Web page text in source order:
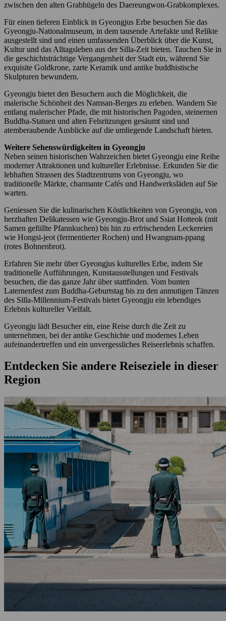
zwischen den alten Grabhügeln des Daereungwon-Grabkomplexes.
Für einen tieferen Einblick in Gyeongjus Erbe besuchen Sie das
Gyeongju-Nationalmuseum, in dem tausende Artefakte und Relikte
ausgestellt sind und einen umfassenden Überblick über die Kunst,
Kultur und das Alltagsleben aus der Silla-Zeit bieten. Tauchen Sie in
die geschichtsträchtige Vergangenheit der Stadt ein, während Sie
exquisite Goldkrone, zarte Keramik und antike buddhistische
Skulpturen bewundern.
Gyeongju bietet den Besuchern auch die Möglichkeit, die
malerische Schönheit des Namsan-Berges zu erleben. Wandern Sie
entlang malerischer Pfade, die mit historischen Pagoden, steinernen
Buddha-Statuen und alten Felsritzungen gesäumt sind und
atemberaubende Ausblicke auf die umliegende Landschaft bieten.
Weitere Sehenswürdigkeiten in Gyeongju
Neben seinen historischen Wahrzeichen bietet Gyeongju eine Reihe
moderner Attraktionen und kultureller Erlebnisse. Erkunden Sie die
lebhaften Strassen des Stadtzentrums von Gyeongju, wo
traditionelle Märkte, charmante Cafés und Handwerksläden auf Sie
warten.
Geniessen Sie die kulinarischen Köstlichkeiten von Gyeongju, von
herzhaften Delikatessen wie Gyeongju-Brot und Ssiat Hotteok (mit
Samen gefüllte Pfannkuchen) bis hin zu erfrischenden Leckereien
wie Hongsi-jeot (fermentierter Rochen) und Hwangnam-ppang
(rotes Bohnenbrot).
Erfahren Sie mehr über Gyeongjus kulturelles Erbe, indem Sie
traditionelle Aufführungen, Kunstausstellungen und Festivals
besuchen, die das ganze Jahr über stattfinden. Vom bunten
Laternenfest zum Buddha-Geburtstag bis zu den anmutigen Tänzen
des Silla-Millennium-Festivals bietet Gyeongju ein lebendiges
Erlebnis kultureller Vielfalt.
Gyeongju lädt Besucher ein, eine Reise durch die Zeit zu
unternehmen, bei der antike Geschichte und modernes Leben
aufeinandertreffen und ein unvergessliches Reiseerlebnis schaffen.
Entdecken Sie andere Reiseziele in dieser
Region